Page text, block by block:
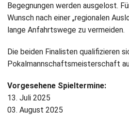
Newsletter
Kontakt
Impressum
Begegnungen werden ausgelost.
Wunsch nach einer „regionalen
lange Anfahrtswege zu vermeiden.
Die beiden Finalisten qualifizieren
Pokalmannschaftsmeisterschaft
Vorgesehene Spieltermine:
13. Juli 2025
03. August 2025